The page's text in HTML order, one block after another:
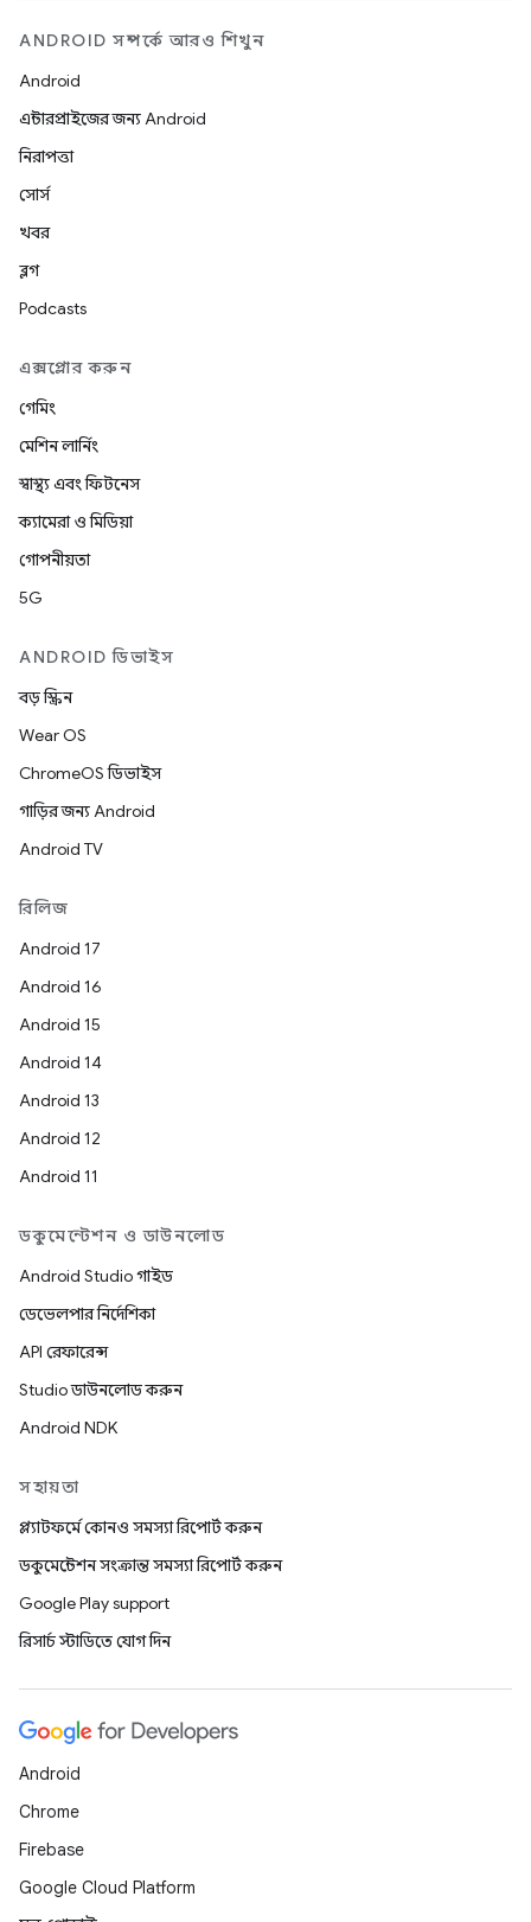
ANDROID সম্পর্কে আরও শিখুন
Android
এন্টারপ্রাইজের জন্য Android
নিরাপত্তা
সোর্স
খবর
ব্লগ
Podcasts
এক্সপ্লোর করুন
গেমিং
মেশিন লার্নিং
স্বাস্থ্য এবং ফিটনেস
ক্যামেরা ও মিডিয়া
গোপনীয়তা
5G
ANDROID ডিভাইস
বড় স্ক্রিন
Wear OS
ChromeOS ডিভাইস
গাড়ির জন্য Android
Android TV
রিলিজ
Android 17
Android 16
Android 15
Android 14
Android 13
Android 12
Android 11
ডকুমেন্টেশন ও ডাউনলোড
Android Studio গাইড
ডেভেলপার নির্দেশিকা
API রেফারেন্স
Studio ডাউনলোড করুন
Android NDK
সহায়তা
প্ল্যাটফর্মে কোনও সমস্যা রিপোর্ট করুন
ডকুমেন্টেশন সংক্রান্ত সমস্যা রিপোর্ট করুন
Google Play support
রিসার্চ স্টাডিতে যোগ দিন
Android
Chrome
Firebase
Google Cloud Platform